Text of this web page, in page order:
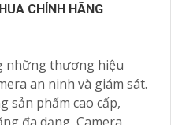
CHÍNH HÃNG
những thương hiệu
an ninh và giám sát.
sản phẩm cao cấp,